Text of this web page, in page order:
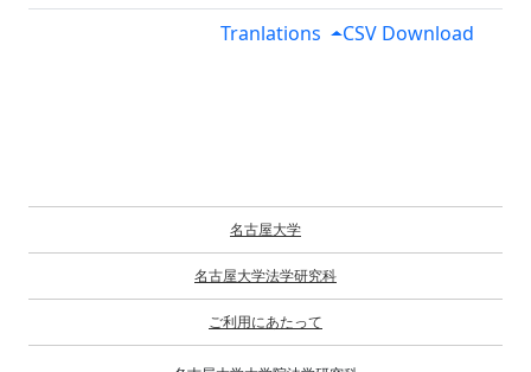
Tranlations CSV Download
名古屋大学
名古屋大学法学研究科
ご利用にあたって